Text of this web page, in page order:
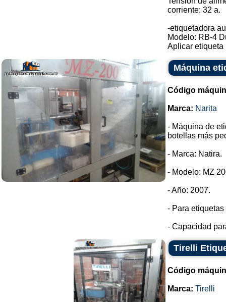
corriente: 32 a.
-etiquetadora
Modelo: RB-4
Aplicar etiqueta
Máquina
Código
Marca: Narita
- Máquina de
botellas más
- Marca: Natira.
- Modelo: MZ
- Año: 2007.
- Para etiquetas
- Capacidad
Tirelli
Código
Marca: Tirelli